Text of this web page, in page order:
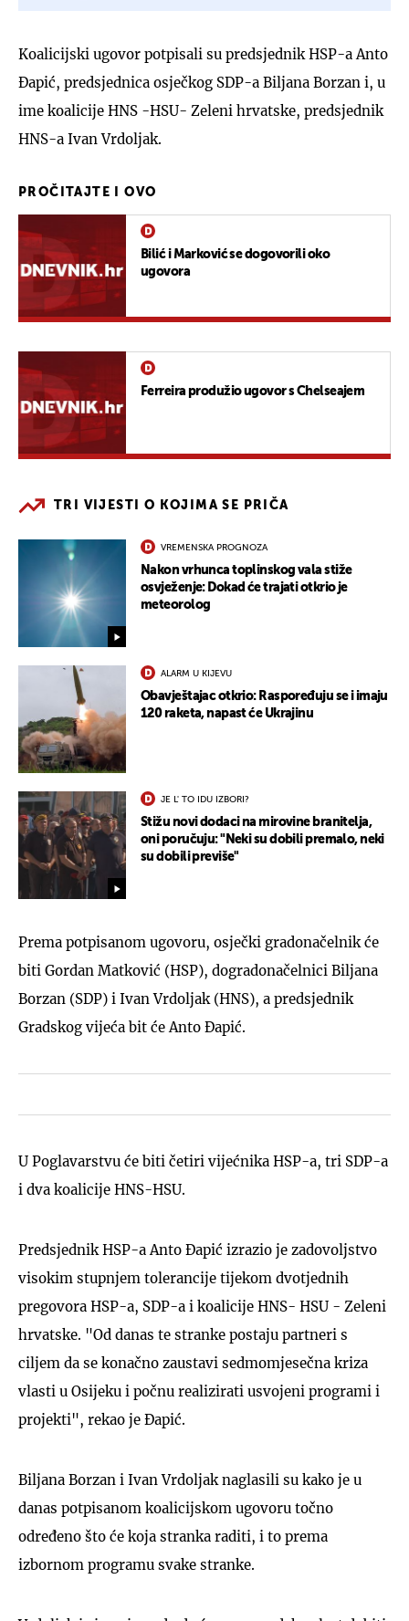
Koalicijski ugovor potpisali su predsjednik HSP-a Anto
Đapić, predsjednica osječkog SDP-a Biljana Borzan i, u
ime koalicije HNS -HSU- Zeleni hrvatske, predsjednik
HNS-a Ivan Vrdoljak.
PROČITAJTE I OVO
Bilić i Marković se dogovorili oko
ugovora
Ferreira produžio ugovor s Chelseajem
TRI VIJESTI O KOJIMA SE PRIČA
VREMENSKA PROGNOZA
Nakon vrhunca toplinskog vala stiže
osvježenje: Dokad će trajati otkrio je
meteorolog
ALARM U KIJEVU
Obavještajac otkrio: Raspoređuju se i imaju
120 raketa, napast će Ukrajinu
JE L' TO IDU IZBORI?
Stižu novi dodaci na mirovine branitelja,
oni poručuju: "Neki su dobili premalo, neki
su dobili previše"
Prema potpisanom ugovoru, osječki gradonačelnik će
biti Gordan Matković (HSP), dogradonačelnici Biljana
Borzan (SDP) i Ivan Vrdoljak (HNS), a predsjednik
Gradskog vijeća bit će Anto Đapić.
U Poglavarstvu će biti četiri vijećnika HSP-a, tri SDP-a
i dva koalicije HNS-HSU.
Predsjednik HSP-a Anto Đapić izrazio je zadovoljstvo
visokim stupnjem tolerancije tijekom dvotjednih
pregovora HSP-a, SDP-a i koalicije HNS- HSU - Zeleni
hrvatske. "Od danas te stranke postaju partneri s
ciljem da se konačno zaustavi sedmomjesečna kriza
vlasti u Osijeku i počnu realizirati usvojeni programi i
projekti", rekao je Đapić.
Biljana Borzan i Ivan Vrdoljak naglasili su kako je u
danas potpisanom koalicijskom ugovoru točno
određeno što će koja stranka raditi, i to prema
izbornom programu svake stranke.